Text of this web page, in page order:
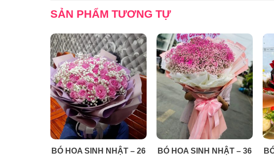
SẢN PHẨM TƯƠNG TỰ
BÓ HOA SINH NHẬT – 26 BÓ HOA SINH NHẬT – 36